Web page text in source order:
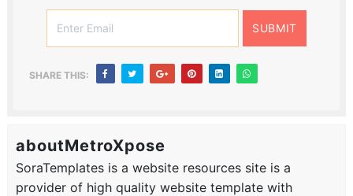
SHARE THIS:
aboutMetroXpose
SoraTemplates is a website resources site is a
provider of high quality website template with